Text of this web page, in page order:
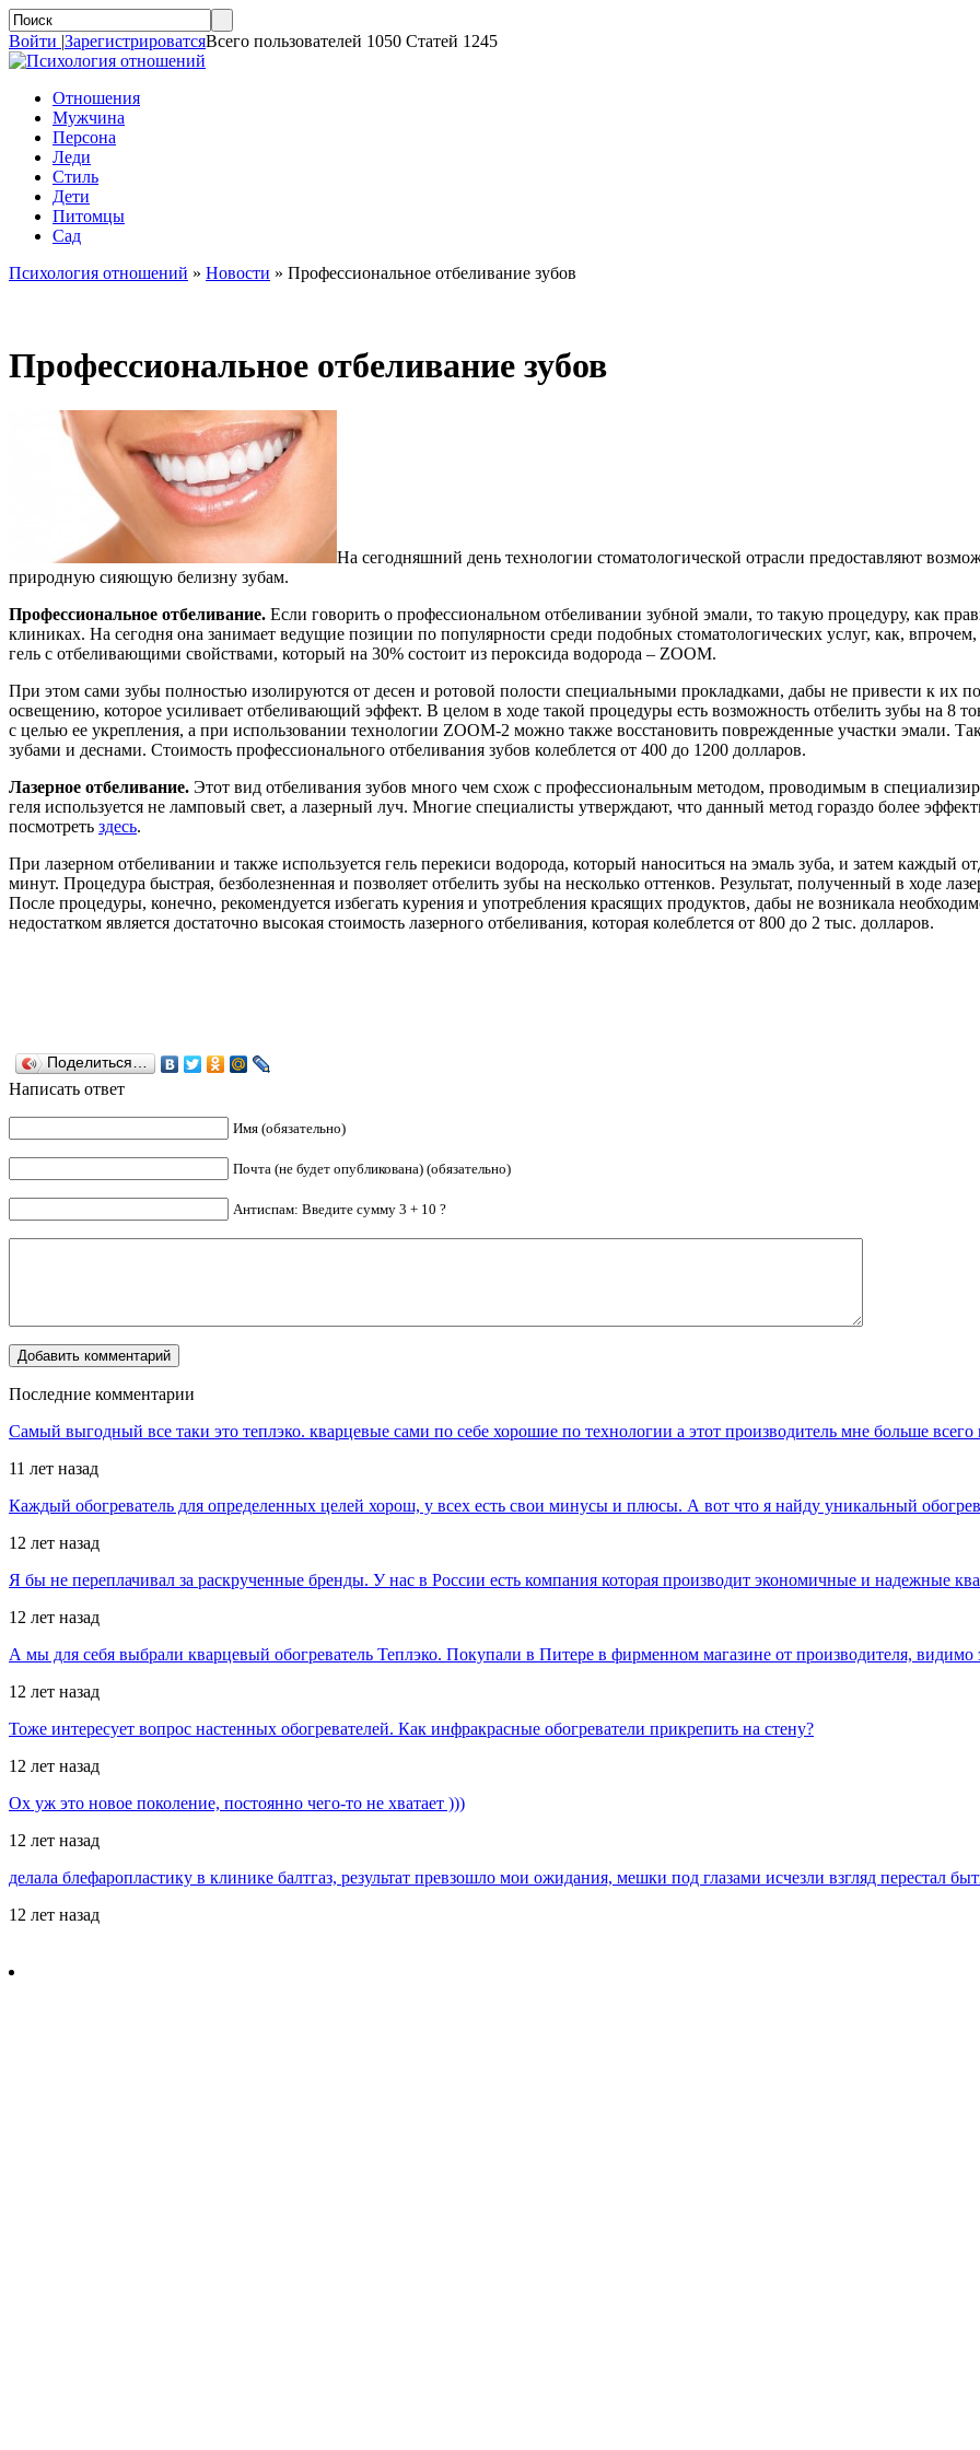
Войти |ЗарегистрироватсяВсего пользователей 1050 Статей 1245
Отношения
Мужчина
Персона
Леди
Стиль
Дети
Питомцы
Сад
Психология отношений » Новости » Профессиональное отбеливание зубов
Профессиональное отбеливание зубов
На сегодняшний день технологии стоматологической отрасли предоставляют
природную сияющую белизну зубам.
Профессиональное отбеливание. Если говорить о профессиональном отбеливании зубной эмали, то такую процедуру, как
клиниках. На сегодня она занимает ведущие позиции по популярности среди подобных стоматологических услуг, как,
гель с отбеливающими свойствами, который на 30% состоит из пероксида водорода – ZOOM.
При этом сами зубы полностью изолируются от десен и ротовой полости специальными прокладками, дабы не привести к их
освещению, которое усиливает отбеливающий эффект. В целом в ходе такой процедуры есть возможность отбелить зубы на 8
с целью ее укрепления, а при использовании технологии ZOOM-2 можно также восстановить поврежденные участки эмали.
зубами и деснами. Стоимость профессионального отбеливания зубов колеблется от 400 до 1200 долларов.
Лазерное отбеливание. Этот вид отбеливания зубов много чем схож с профессиональным методом, проводимым в
геля используется не ламповый свет, а лазерный луч. Многие специалисты утверждают, что данный метод гораздо более
посмотреть здесь.
При лазерном отбеливании и также используется гель перекиси водорода, который наноситься на эмаль зуба, и затем каждый
минут. Процедура быстрая, безболезненная и позволяет отбелить зубы на несколько оттенков. Результат, полученный в ходе
После процедуры, конечно, рекомендуется избегать курения и употребления красящих продуктов, дабы не возникала
недостатком является достаточно высокая стоимость лазерного отбеливания, которая колеблется от 800 до 2 тыс. долларов.
Поделиться…
Написать ответ
Имя (обязательно)
Почта (не будет опубликована) (обязательно)
Антиспам: Введите сумму 3 + 10 ?
Последние комментарии
Самый выгодный все таки это теплэко. кварцевые сами по себе хорошие по технологии а этот производитель мне больше
11 лет назад
Каждый обогреватель для определенных целей хорош, у всех есть свои минусы и плюсы. А вот что я найду уникальный
12 лет назад
Я бы не переплачивал за раскрученные бренды. У нас в России есть компания которая производит экономичные и надежные
12 лет назад
А мы для себя выбрали кварцевый обогреватель Теплэко. Покупали в Питере в фирменном магазине от производителя, видимо
12 лет назад
Тоже интересует вопрос настенных обогревателей. Как инфракрасные обогреватели прикрепить на стену?
12 лет назад
Ох уж это новое поколение, постоянно чего-то не хватает )))
12 лет назад
делала блефаропластику в клинике балтгаз, результат превзошло мои ожидания, мешки под глазами исчезли взгляд перестал
12 лет назад